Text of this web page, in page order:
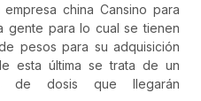
china Cansino para
gente para lo cual se tienen
pesos para su adquisición
esta última se trata de un
de dosis que llegarán